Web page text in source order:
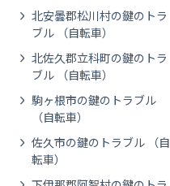
北安曇郡松川村の鍵のトラ
ブル （自転車）
北佐久郡立科町の鍵のトラ
ブル （自転車）
駒ヶ根市の鍵のトラブル
（自転車）
佐久市の鍵のトラブル （自
転車）